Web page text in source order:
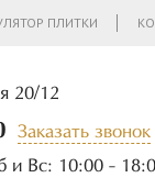
ПЛИТКИ
20/12
Заказать звонок
и Вс: 10:00 -